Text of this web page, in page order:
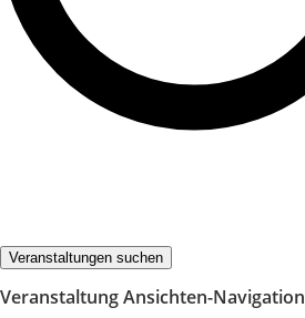
Veranstaltungen suchen
Veranstaltung Ansichten-Navigation